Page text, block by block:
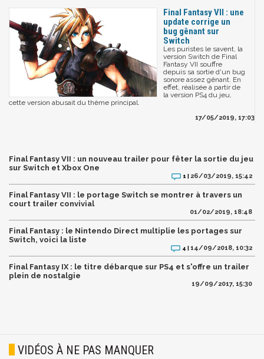
Final Fantasy VII : une
update corrige un
bug gênant sur
Switch
Les puristes le savent, la
version Switch de Final
Fantasy VII souffre
depuis sa sortie d'un bug
sonore assez gênant. En
effet, réalisée à partir de
la version PS4 du jeu,
cette version abusait du thème principal.
17/05/2019, 17:03
Final Fantasy VII : un nouveau trailer pour fêter la sortie du jeu
sur Switch et Xbox One
1 | 26/03/2019, 15:42
Final Fantasy VII : le portage Switch se montrer à travers un
court trailer convivial
01/02/2019, 18:48
Final Fantasy : le Nintendo Direct multiplie les portages sur
Switch, voici la liste
4 | 14/09/2018, 10:32
Final Fantasy IX : le titre débarque sur PS4 et s'offre un trailer
plein de nostalgie
19/09/2017, 15:30
VIDÉOS À NE PAS MANQUER